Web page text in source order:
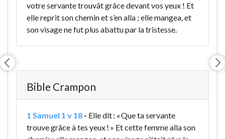
votre servante trouvât grâcedevant vos yeux ! Et
elle reprit son chemin et s’en alla ; elle mangea, et
son visage ne fut plus abattu par la tristesse.
Bible Crampon
1 Samuel 1 v 18 - Elle dit : « Que ta servante
trouve grâce à tes yeux ! » Et cette femme alla son